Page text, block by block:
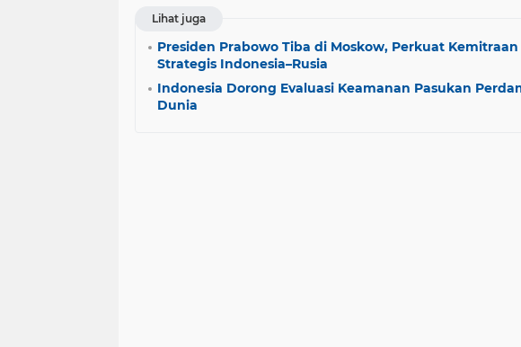
Lihat juga
Presiden Prabowo Tiba di Moskow, Perkuat Kemitraan
Strategis Indonesia–Rusia
Indonesia Dorong Evaluasi Keamanan Pasukan
Dunia